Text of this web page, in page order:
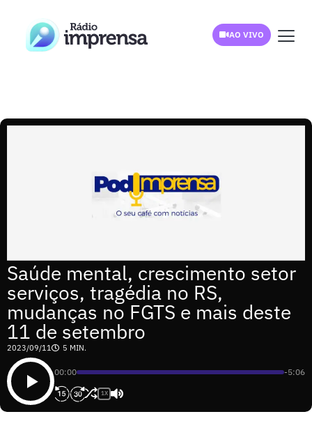
AO VIVO
Saúde mental, crescimento setor
serviços, tragédia no RS,
mudanças no FGTS e mais deste
11 de setembro
2023/09/11 5 MIN.
00:00 -5:06
1X